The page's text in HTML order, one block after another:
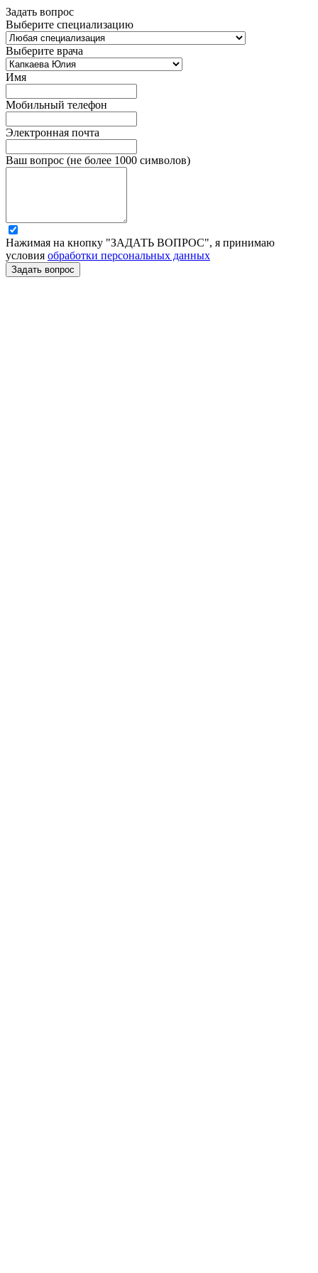
Задать вопрос
Выберите специализацию
Выберите врача
Имя
Мобильный телефон
Электронная почта
Ваш вопрос (не более 1000 символов)
Нажимая на кнопку "ЗАДАТЬ ВОПРОС", я принимаю
условия обработки персональных данных
Задать вопрос